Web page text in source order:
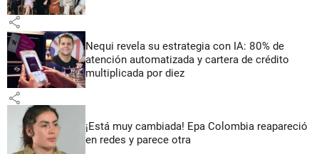
share
Nequi revela su estrategia con IA: 80% de
atención automatizada y cartera de crédito
multiplicada por diez
share
¡Está muy cambiada! Epa Colombia reapareció
en redes y parece otra